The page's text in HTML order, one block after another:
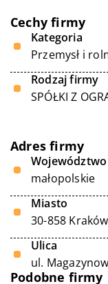
Cechy firmy
Kategoria
Przemysł i
Rodzaj firmy
SPÓŁKI Z
Adres firmy
Województwo
małopolskie
Miasto
30-858 Kraków
Ulica
ul.
Podobne firmy